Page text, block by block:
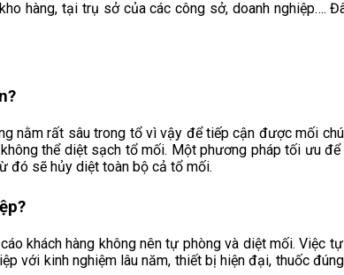
hàng, tại trụ sở của các công sở, doanh nghiệp….
nằm rất sâu trong tổ vì vậy để tiếp cận được mối
thể diệt sạch tổ mối. Một phương pháp tối ưu
đó sẽ hủy diệt toàn bộ cả tổ mối.
khách hàng không nên tự phòng và diệt mối. Việc
với kinh nghiệm lâu năm, thiết bị hiện đại, thuốc